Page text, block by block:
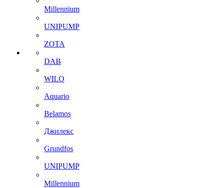
Millennium
UNIPUMP
ZOTA
DAB
WILO
Aquario
Belamos
Джилекс
Grundfos
UNIPUMP
Millennium